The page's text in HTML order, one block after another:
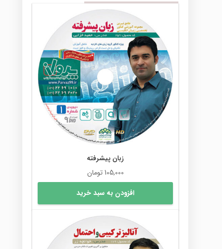
زبان پیشرفته
105,000 تومان
افزودن به سبد خرید